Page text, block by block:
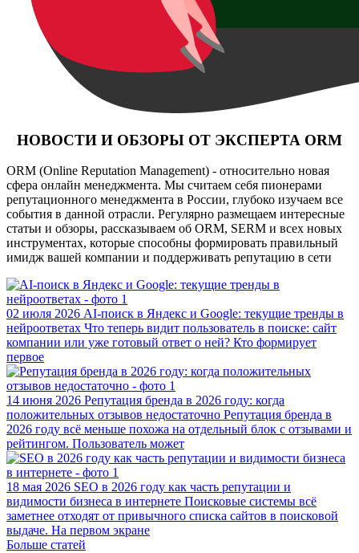
НОВОСТИ И ОБЗОРЫ ОТ ЭКСПЕРТА ORM
ORM (Online Reputation Management) - относительно новая
сфера онлайн менеджмента. Мы считаем себя пионерами
репутационного менеджмента в России, глубоко изучаем все
события в данной отрасли. Регулярно размещаем интересные
статьи и обзоры, рассказываем об ORM, SERM и всех новых
инструментах, которые способны формировать правильный
имидж вашей компании и поддерживать репутацию в сети
02 июля 2026 AI-поиск в Яндекс и Google: текущие тренды в
нейроответах Что теперь видит пользователь в поиске: сайт
компании или уже готовый ответ о ней? Кто формирует
первое
14 июня 2026 Репутация бренда в 2026 году: когда
положительных отзывов недостаточно Репутация бренда в
2026 году всё меньше похожа на отдельный блок с отзывами и
рейтингом. Пользователь может
18 мая 2026 SEO в 2026 году как часть репутации и
видимости бизнеса в интернете Поисковые системы всё
заметнее отходят от привычного списка сайтов в поисковой
выдаче. На первом экране
Больше статей